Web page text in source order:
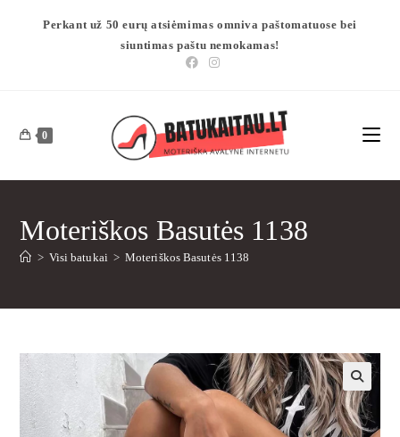
Perkant už 50 eurų atsiėmimas omniva paštomatuose bei
siuntimas paštu nemokamas!
0
Moteriškos Basutės 1138
> Visi batukai > Moteriškos Basutės 1138
🔍